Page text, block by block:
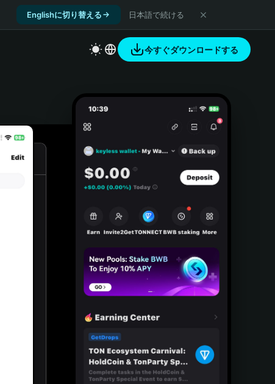
Englishに切り替える 日本語で続ける
今すぐダウンロードする